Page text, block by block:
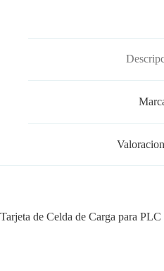
In
pa
rti
r
Tarjeta de Celda de Carga para